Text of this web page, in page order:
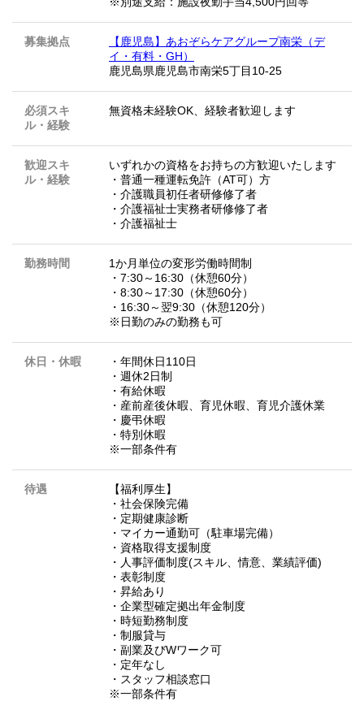
募集拠点
【鹿児島】あおぞらケアグループ南栄（デ
イ・有料・GH）
鹿児島県鹿児島市南栄5丁目10-25
必須スキ
ル・経験
無資格未経験OK、経験者歓迎します
歓迎スキ
ル・経験
いずれかの資格をお持ちの方歓迎いたします
・普通一種運転免許（AT可）方
・介護職員初任者研修修了者
・介護福祉士実務者研修修了者
・介護福祉士
勤務時間
1か月単位の変形労働時間制
・7:30～16:30（休憩60分）
・8:30～17:30（休憩60分）
・16:30～翌9:30（休憩120分）
※日勤のみの勤務も可
休日・休暇
・年間休日110日
・週休2日制
・有給休暇
・産前産後休暇、育児休暇、育児介護休業
・慶弔休暇
・特別休暇
※一部条件有
待遇
【福利厚生】
・社会保険完備
・定期健康診断
・マイカー通勤可（駐車場完備）
・資格取得支援制度
・人事評価制度(スキル、情意、業績評価)
・表彰制度
・昇給あり
・企業型確定拠出年金制度
・時短勤務制度
・制服貸与
・副業及びWワーク可
・定年なし
・スタッフ相談窓口
※一部条件有